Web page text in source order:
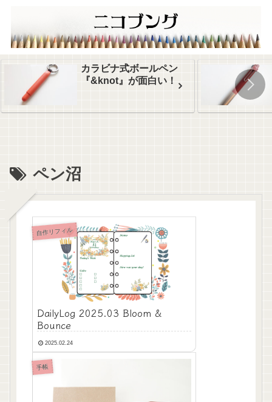
カラビナ式ボールペン
『&knot』が面白い！
ペン沼
自作リフィル
DailyLog 2025.03 Bloom &
Bounce
2025.02.24
手帳